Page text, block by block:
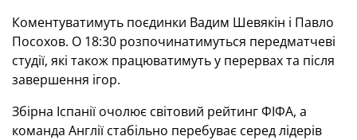
Коментуватимуть поєдинки Вадим Шевякін і Павло
Посохов. О 18:30 розпочинатимуться передматчеві
студії, які також працюватимуть у перервах та після
завершення ігор.
Збірна Іспанії очолює світовий рейтинг ФІФА, а
команда Англії стабільно перебуває серед лідерів